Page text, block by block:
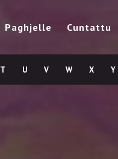
Paghjelle Cuntattu
T U V W X Y